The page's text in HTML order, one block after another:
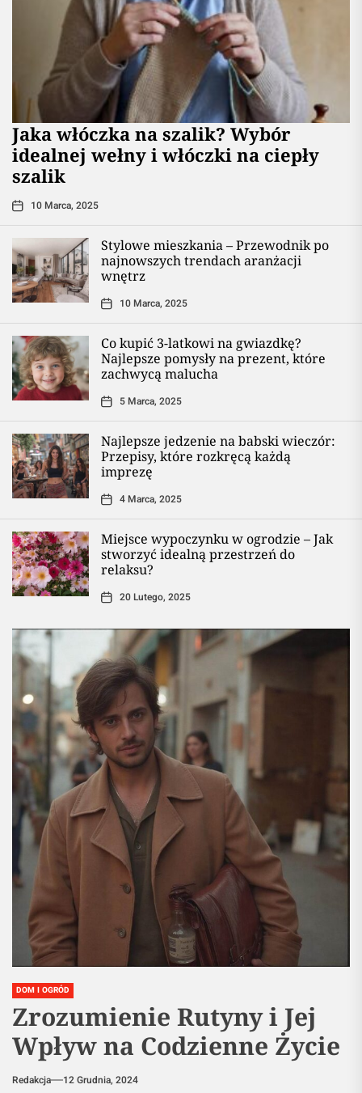
Jaka włóczka na szalik? Wybór
idealnej wełny i włóczki na ciepły
szalik
10 Marca, 2025
Stylowe mieszkania – Przewodnik po
najnowszych trendach aranżacji
wnętrz
10 Marca, 2025
Co kupić 3-latkowi na gwiazdkę?
Najlepsze pomysły na prezent, które
zachwycą malucha
5 Marca, 2025
Najlepsze jedzenie na babski wieczór:
Przepisy, które rozkręcą każdą
imprezę
4 Marca, 2025
Miejsce wypoczynku w ogrodzie – Jak
stworzyć idealną przestrzeń do
relaksu?
20 Lutego, 2025
DOM I OGRÓD
Zrozumienie Rutyny i Jej
Wpływ na Codzienne Życie
Redakcja 12 Grudnia, 2024